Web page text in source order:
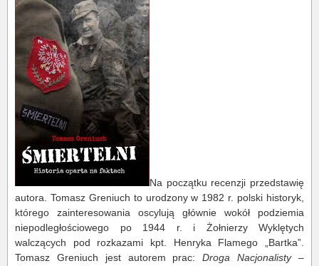
Na początku recenzji przedstawię
autora. Tomasz Greniuch to urodzony w 1982 r. polski historyk,
którego zainteresowania oscylują głównie wokół podziemia
niepodległościowego po 1944 r. i Żołnierzy Wyklętych
walczących pod rozkazami kpt. Henryka Flamego „Bartka”.
Tomasz Greniuch jest autorem prac:Droga Nacjonalisty –